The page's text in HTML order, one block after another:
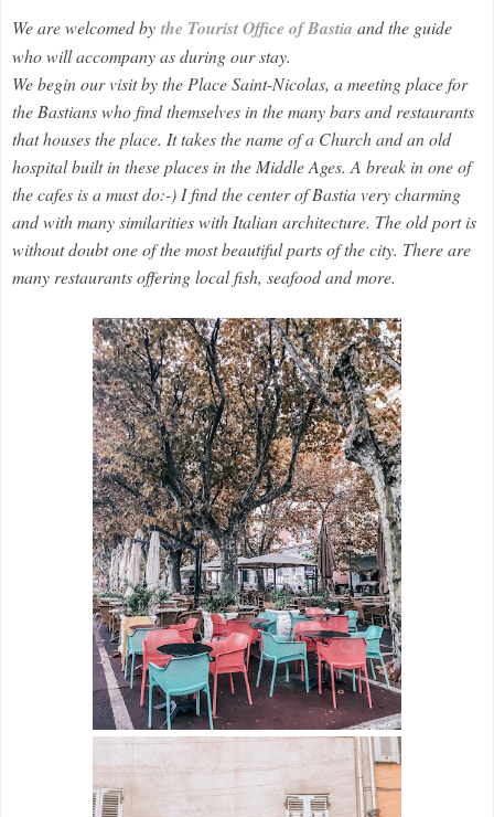
We are welcomed by the Tourist Office of Bastia and the guide
who will accompany as during our stay.
We begin our visit by the Place Saint-Nicolas, a meeting place for
the Bastians who find themselves in the many bars and restaurants
that houses the place. It takes the name of a Church and an old
hospital built in these places in the Middle Ages. A break in one of
the cafes is a must do:-) I find the center of Bastia very charming
and with many similarities with Italian architecture. The old port is
without doubt one of the most beautiful parts of the city. There are
many restaurants offering local fish, seafood and more.